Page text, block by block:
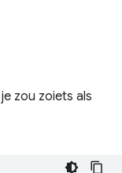
zou zoiets als